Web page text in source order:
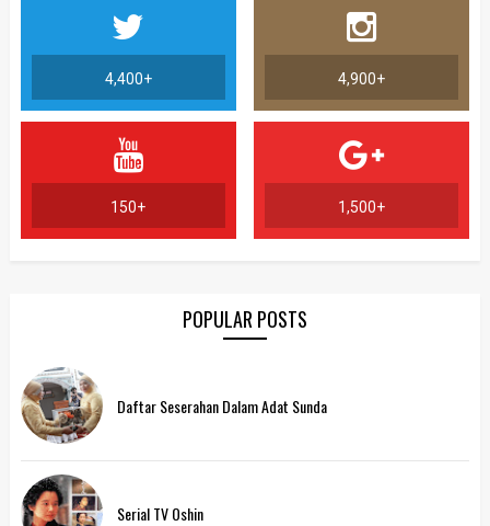
4,400+ 4,900+
150+ 1,500+
POPULAR POSTS
Daftar Seserahan Dalam Adat Sunda
Serial TV Oshin